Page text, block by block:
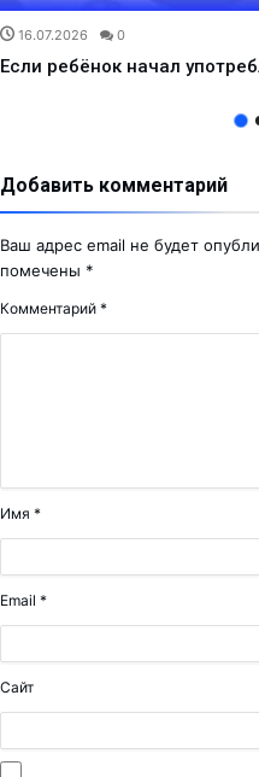
16.07.2026 0
Если ребёнок начал
Добавить комментарий
Ваш адрес email не будет
помечены *
Комментарий *
Имя *
Email *
Сайт